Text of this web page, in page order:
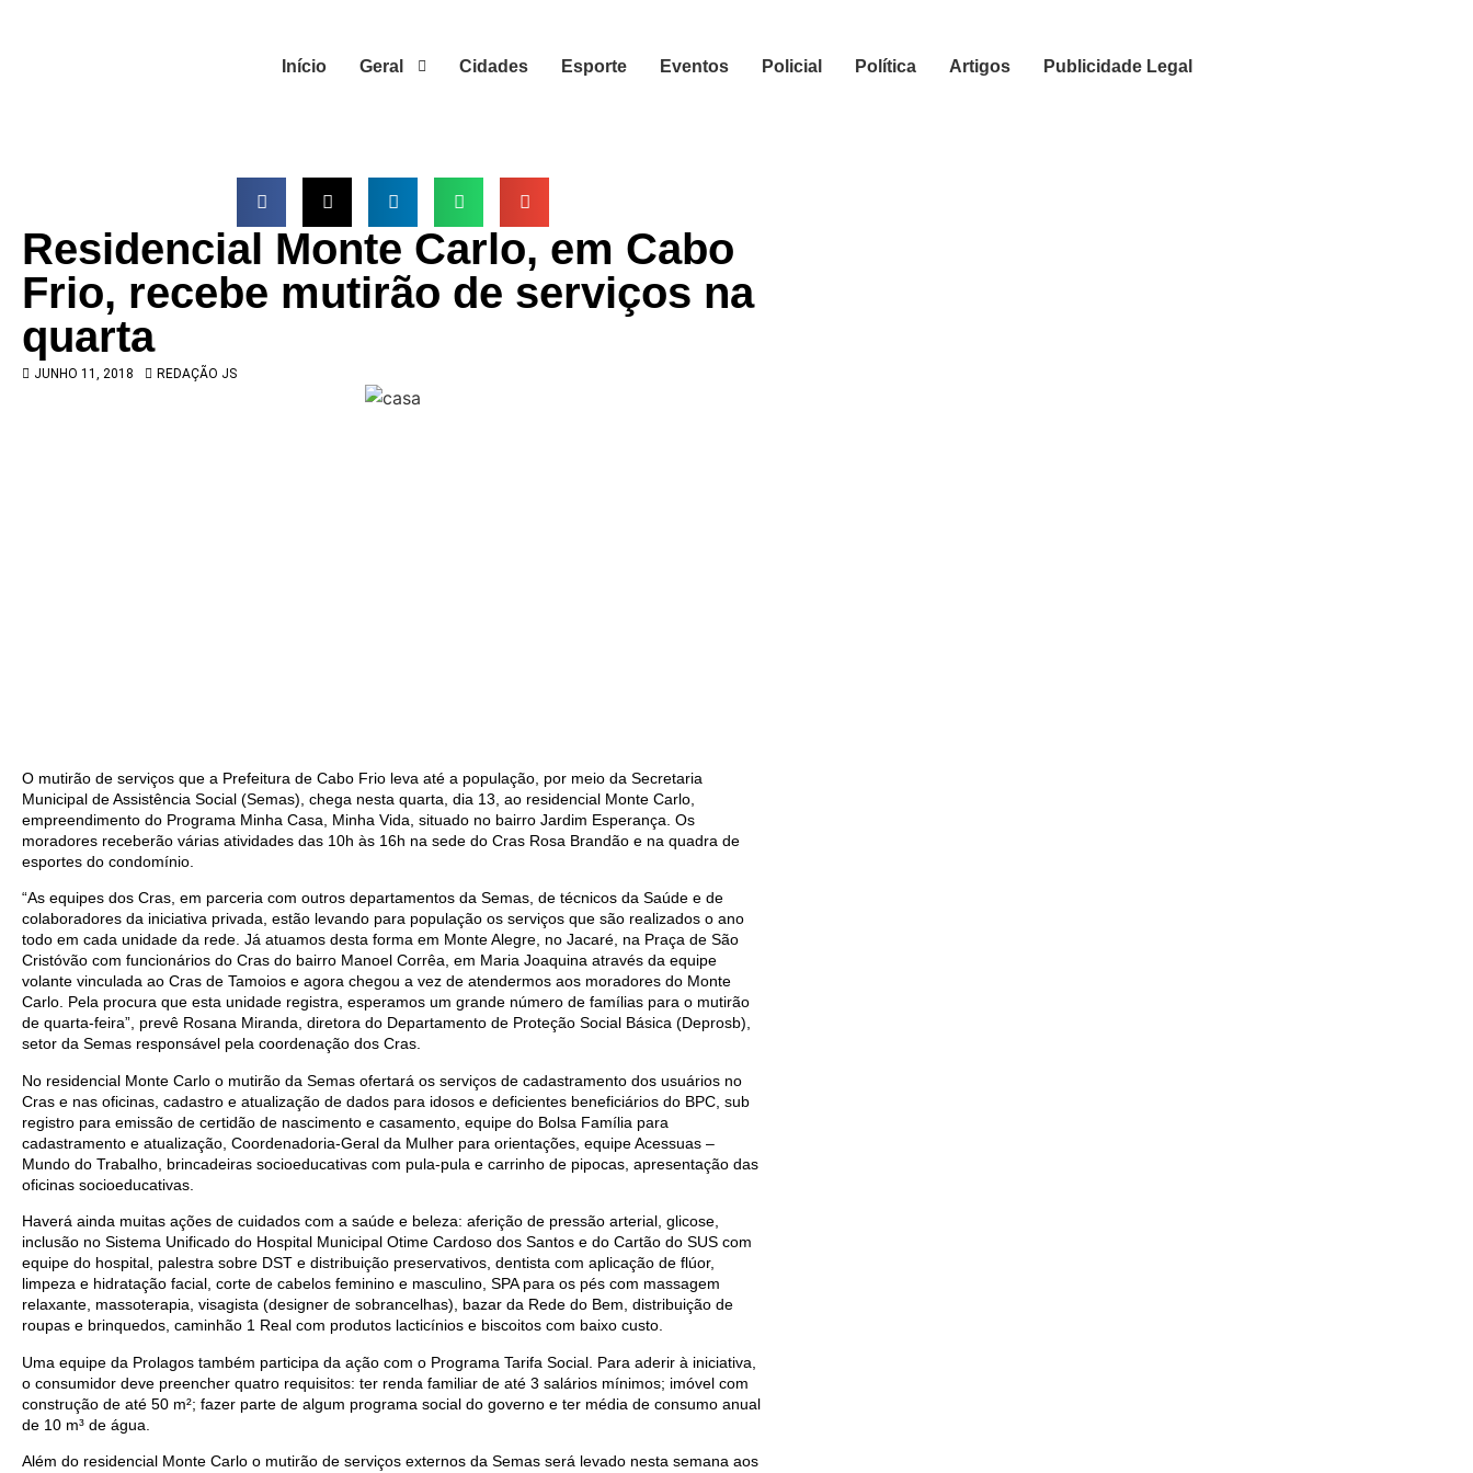
Início Geral Cidades Esporte Eventos Policial Política Artigos Publicidade Legal
Residencial Monte Carlo, em Cabo
Frio, recebe mutirão de serviços na
quarta
JUNHO 11, 2018 REDAÇÃO JS
O mutirão de serviços que a Prefeitura de Cabo Frio leva até a população, por meio da Secretaria
Municipal de Assistência Social (Semas), chega nesta quarta, dia 13, ao residencial Monte Carlo,
empreendimento do Programa Minha Casa, Minha Vida, situado no bairro Jardim Esperança. Os
moradores receberão várias atividades das 10h às 16h na sede do Cras Rosa Brandão e na quadra de
esportes do condomínio.
“As equipes dos Cras, em parceria com outros departamentos da Semas, de técnicos da Saúde e de
colaboradores da iniciativa privada, estão levando para população os serviços que são realizados o ano
todo em cada unidade da rede. Já atuamos desta forma em Monte Alegre, no Jacaré, na Praça de São
Cristóvão com funcionários do Cras do bairro Manoel Corrêa, em Maria Joaquina através da equipe
volante vinculada ao Cras de Tamoios e agora chegou a vez de atendermos aos moradores do Monte
Carlo. Pela procura que esta unidade registra, esperamos um grande número de famílias para o mutirão
de quarta-feira”, prevê Rosana Miranda, diretora do Departamento de Proteção Social Básica (Deprosb),
setor da Semas responsável pela coordenação dos Cras.
No residencial Monte Carlo o mutirão da Semas ofertará os serviços de cadastramento dos usuários no
Cras e nas oficinas, cadastro e atualização de dados para idosos e deficientes beneficiários do BPC, sub
registro para emissão de certidão de nascimento e casamento, equipe do Bolsa Família para
cadastramento e atualização, Coordenadoria-Geral da Mulher para orientações, equipe Acessuas –
Mundo do Trabalho, brincadeiras socioeducativas com pula-pula e carrinho de pipocas, apresentação das
oficinas socioeducativas.
Haverá ainda muitas ações de cuidados com a saúde e beleza: aferição de pressão arterial, glicose,
inclusão no Sistema Unificado do Hospital Municipal Otime Cardoso dos Santos e do Cartão do SUS com
equipe do hospital, palestra sobre DST e distribuição preservativos, dentista com aplicação de flúor,
limpeza e hidratação facial, corte de cabelos feminino e masculino, SPA para os pés com massagem
relaxante, massoterapia, visagista (designer de sobrancelhas), bazar da Rede do Bem, distribuição de
roupas e brinquedos, caminhão 1 Real com produtos lacticínios e biscoitos com baixo custo.
Uma equipe da Prolagos também participa da ação com o Programa Tarifa Social. Para aderir à iniciativa,
o consumidor deve preencher quatro requisitos: ter renda familiar de até 3 salários mínimos; imóvel com
construção de até 50 m²; fazer parte de algum programa social do governo e ter média de consumo anual
de 10 m³ de água.
Além do residencial Monte Carlo o mutirão de serviços externos da Semas será levado nesta semana aos